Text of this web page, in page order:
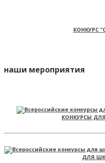
КОНКУРС
наши мероприятия
КОНКУРСЫ
ДЛЯ